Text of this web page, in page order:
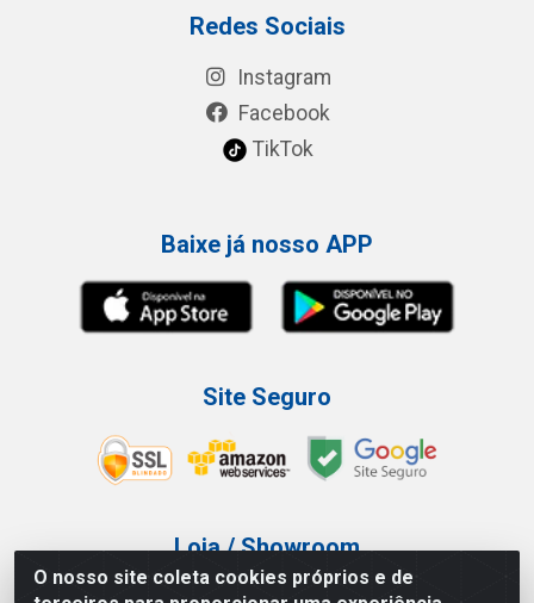
O nosso site coleta cookies próprios e de
Redes Sociais
Instagram
Facebook
TikTok
Baixe já nosso APP
Site Seguro
Loja / Showroom
Tel.: (11) 3227-0546